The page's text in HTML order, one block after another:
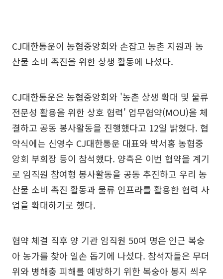
CJ대한통운이 농협중앙회와 손잡고 농촌 지원과 농
산물 소비 촉진을 위한 상생 활동에 나섰다.
CJ대한통운은 농협중앙회와 '농촌 상생 확대 및 물류
전문성 활용을 위한 상호 협력' 업무협약(MOU)을 체
결하고 공동 봉사활동을 진행했다고 12일 밝혔다. 협
약식에는 신영수 CJ대한통운 대표와 박서홍 농협중
앙회 부회장 등이 참석했다. 양측은 이번 협약을 계기
로 임직원 참여형 봉사활동을 공동 추진하고 우리 농
산물 소비 촉진 활동과 물류 인프라를 활용한 협력 사
업을 확대하기로 했다.
협약 체결 직후 양 기관 임직원 50여 명은 인근 복숭
아 농가를 찾아 일손 돕기에 나섰다. 참석자들은 무더
위와 병해충 피해를 예방하기 위한 복숭아 봉지 씌우